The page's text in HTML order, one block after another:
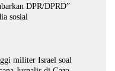
DPR/DPRD”
sosial
militer Israel soal